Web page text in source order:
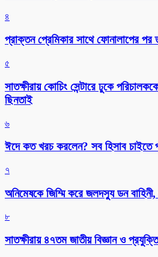
৪
প্রাক্তন প্রেমিকার সাথে ফোনালাপের
৫
সাতক্ষীরায় কোচিং সেন্টারে ঢুকে
ছিনতাই
৬
ঈদে কত খরচ করলেন? সব হিসাব চাইতে
৭
অনিমেষকে জিম্মি করে জলদস্যু ডন
৮
সাতক্ষীরায় ৪৭তম জাতীয় বিজ্ঞান ও